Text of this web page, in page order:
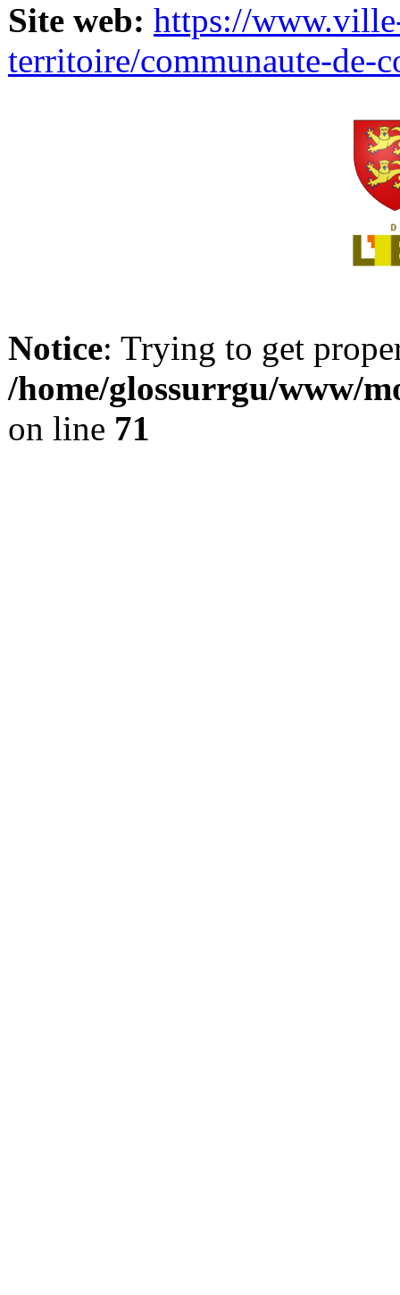
Site web: https://
territoire/communaute-de-
Notice: Trying to get
/home/glossurrgu/www/
on line 71